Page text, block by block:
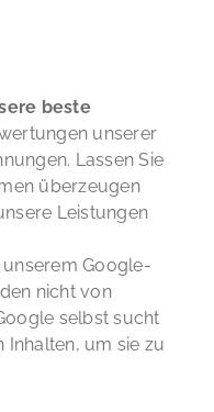
beste
unserer
Lassen Sie
überzeugen
Leistungen
unserem Google-
nicht von
selbst sucht
Inhalten, um sie zu